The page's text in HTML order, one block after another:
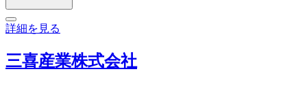
詳細を見る
三喜産業株式会社